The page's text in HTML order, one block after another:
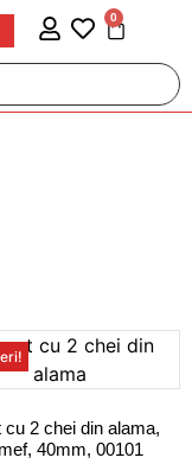
0
cu 2 chei din alama,
40mm, 00101